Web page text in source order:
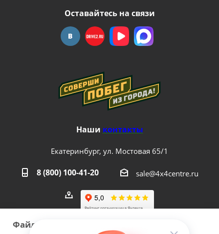
Оставайтесь на связи
Наши контакты
Екатеринбург, ул. Мостовая 65/1
8 (800) 100-41-20 sale@4x4centre.ru
Файлы cookie